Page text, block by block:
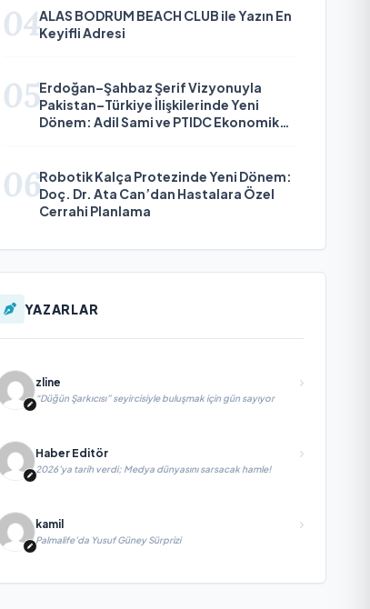
04ALAS BODRUM BEACH CLUB ile Yazın En
Keyifli Adresi
05Erdoğan–Şahbaz Şerif Vizyonuyla
Pakistan–Türkiye İlişkilerinde Yeni
Dönem: Adil Sami ve PTIDC Ekonomik
06Robotik Kalça Protezinde Yeni Dönem:
Doç. Dr. Ata Can’dan Hastalara Özel
Cerrahi Planlama
YAZARLAR
zline
“Düğün Şarkıcısı” seyircisiyle buluşmak için gün sayıyor
Haber Editör
2026’ya tarih verdi; Medya dünyasını sarsacak hamle!
kamil
Palmalife’da Yusuf Güney Sürprizi